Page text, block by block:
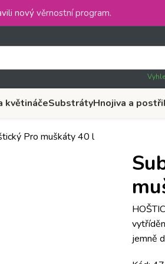
nový věrnostní program.
květináčeSubstrátyHnojiva a
Pro muškáty 40 l
jemně